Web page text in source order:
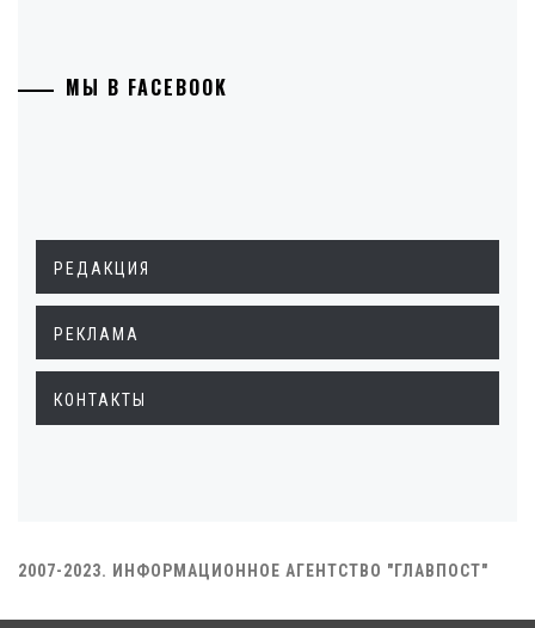
МЫ В FACEBOOK
РЕДАКЦИЯ
РЕКЛАМА
КОНТАКТЫ
2007-2023. ИНФОРМАЦИОННОЕ АГЕНТСТВО "ГЛАВПОСТ"